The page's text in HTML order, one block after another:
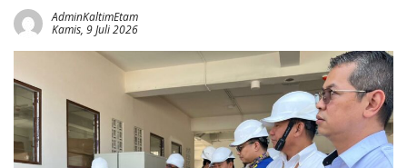
AdminKaltimEtam
Kamis, 9 Juli 2026